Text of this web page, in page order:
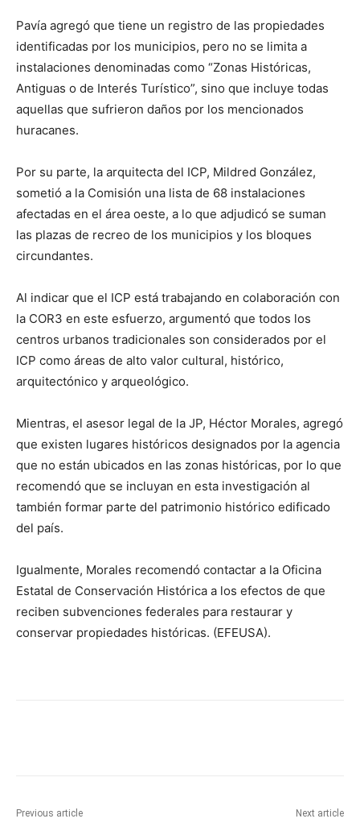
Pavía agregó que tiene un registro de las propiedades
identificadas por los municipios, pero no se limita a
instalaciones denominadas como “Zonas Históricas,
Antiguas o de Interés Turístico”, sino que incluye todas
aquellas que sufrieron daños por los mencionados
huracanes.
Por su parte, la arquitecta del ICP, Mildred González,
sometió a la Comisión una lista de 68 instalaciones
afectadas en el área oeste, a lo que adjudicó se suman
las plazas de recreo de los municipios y los bloques
circundantes.
Al indicar que el ICP está trabajando en colaboración con
la COR3 en este esfuerzo, argumentó que todos los
centros urbanos tradicionales son considerados por el
ICP como áreas de alto valor cultural, histórico,
arquitectónico y arqueológico.
Mientras, el asesor legal de la JP, Héctor Morales, agregó
que existen lugares históricos designados por la agencia
que no están ubicados en las zonas históricas, por lo que
recomendó que se incluyan en esta investigación al
también formar parte del patrimonio histórico edificado
del país.
Igualmente, Morales recomendó contactar a la Oficina
Estatal de Conservación Histórica a los efectos de que
reciben subvenciones federales para restaurar y
conservar propiedades históricas. (EFEUSA).
Previous article Next article